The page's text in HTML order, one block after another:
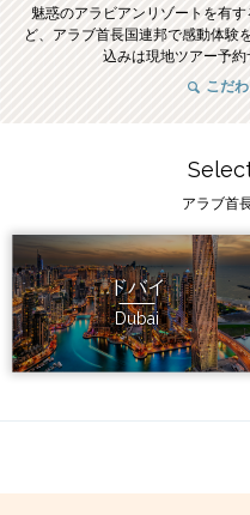
魅惑のアラビアンリゾートを有
ど、アラブ首長国連邦で感動体験
込みは現地ツアー予約
こだ
アラブ首
ドバイ
Dubai